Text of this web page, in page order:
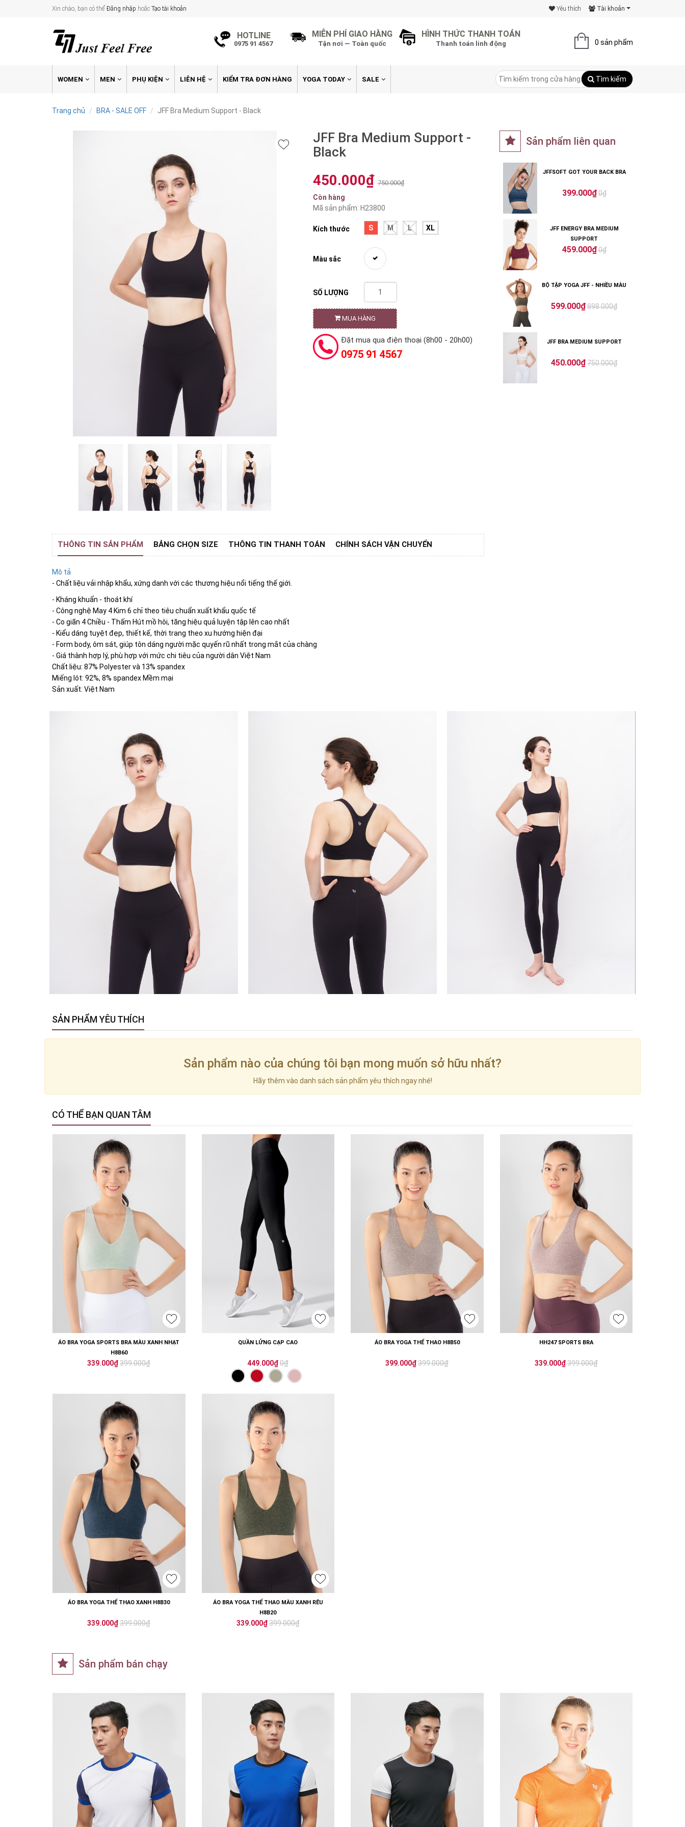
Xin chào, bạn có thể Đăng nhập hoặc Tạo tài khoản Tài khoản
Yêu thích
HOTLINE
0975 91 4567
MIỄN PHÍ GIAO HÀNG
Tận nơi — Toàn quốc
HÌNH THỨC THANH TOÁN
Thanh toán linh động 0 sản phẩm
WOMEN MEN PHỤ KIỆN LIÊN HỆ KIỂM TRA ĐƠN HÀNG YOGA TODAY SALE Tìm kiếm
Trang chủ BRA - SALE OFF JFF Bra Medium Support - Black
JFF Bra Medium Support -
Black
450.000₫ 750.000₫
Còn hàng
Mã sản phẩm: H23800
Kích thước S M L XL
Màu sắc
SỐ LƯỢNG
MUA HÀNG
Đặt mua qua điện thoại (8h00 - 20h00)
0975 91 4567
THÔNG TIN SẢN PHẨM BẢNG CHỌN SIZE THÔNG TIN THANH TOÁN CHÍNH SÁCH VẬN CHUYỂN
Mô tả
- Chất liệu vải nhập khẩu, xứng danh với các thương hiệu nổi tiếng thế giới.
- Kháng khuẩn - thoát khí
- Công nghệ May 4 Kim 6 chỉ theo tiêu chuẩn xuất khẩu quốc tế
- Co giãn 4 Chiều - Thấm Hút mồ hôi, tăng hiệu quả luyện tập lên cao nhất
- Kiểu dáng tuyệt đẹp, thiết kế, thời trang theo xu hướng hiện đại
- Form body, ôm sát, giúp tôn dáng người mặc quyến rũ nhất trong mắt của chàng
- Giá thành hợp lý, phù hợp với mức chi tiêu của người dân Việt Nam
Chất liệu: 87% Polyester và 13% spandex
Miếng lót: 92%, 8% spandex Mềm mại
Sản xuất: Việt Nam
Sản phẩm liên quan
JFFSOFT GOT YOUR BACK BRA
399.000₫ 0₫
JFF ENERGY BRA MEDIUM
SUPPORT
459.000₫ 0₫
BỘ TẬP YOGA JFF - NHIỀU MÀU
599.000₫898.000₫
JFF BRA MEDIUM SUPPORT
450.000₫750.000₫
SẢN PHẨM YÊU THÍCH
Sản phẩm nào của chúng tôi bạn mong muốn sở hữu nhất?
Hãy thêm vào danh sách sản phẩm yêu thích ngay nhé!
CÓ THỂ BẠN QUAN TÂM
ÁO BRA YOGA SPORTS BRA MÀU XANH NHẠT
H8B60
339.000₫ 399.000₫
QUẦN LỬNG CẠP CAO
449.000₫ 0₫
ÁO BRA YOGA THỂ THAO H8B50
399.000₫ 399.000₫
HH247 SPORTS BRA
339.000₫ 399.000₫
ÁO BRA YOGA THỂ THAO XANH H8B30
339.000₫ 399.000₫
ÁO BRA YOGA THỂ THAO MÀU XANH RÊU
H8B20
339.000₫ 399.000₫
Sản phẩm bán chạy